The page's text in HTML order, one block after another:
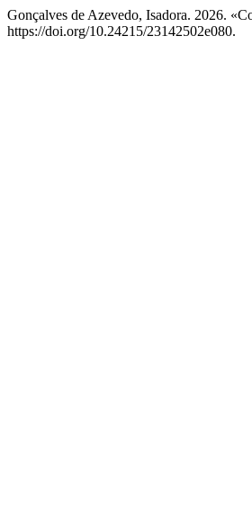
Gonçalves de Azevedo, Isadora. 2026.
https://doi.org/10.24215/23142502e080.